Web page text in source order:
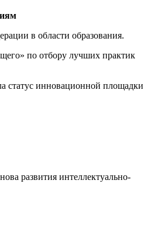
в области образования.
по отбору лучших практик
статус инновационной площадки
развития интеллектуально-